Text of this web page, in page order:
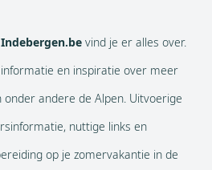
Indebergen.be vind je er alles over.
en inspiratie over meer
andere de Alpen. Uitvoerige
nuttige links en
op je zomervakantie in de